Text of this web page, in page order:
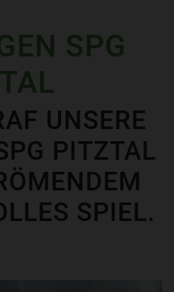
SPG
UNSERE
PITZTAL
SPIEL.